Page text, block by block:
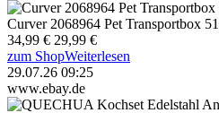
Curver 2068964 Pet Transportbox
34,99 € 29,99 €
zum ShopWeiterlesen
29.07.26 09:25
www.ebay.de